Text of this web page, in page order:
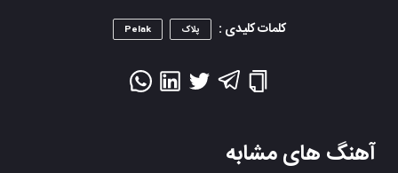
کلمات کلیدی : پلاک Pelak
آهنگ های مشابه